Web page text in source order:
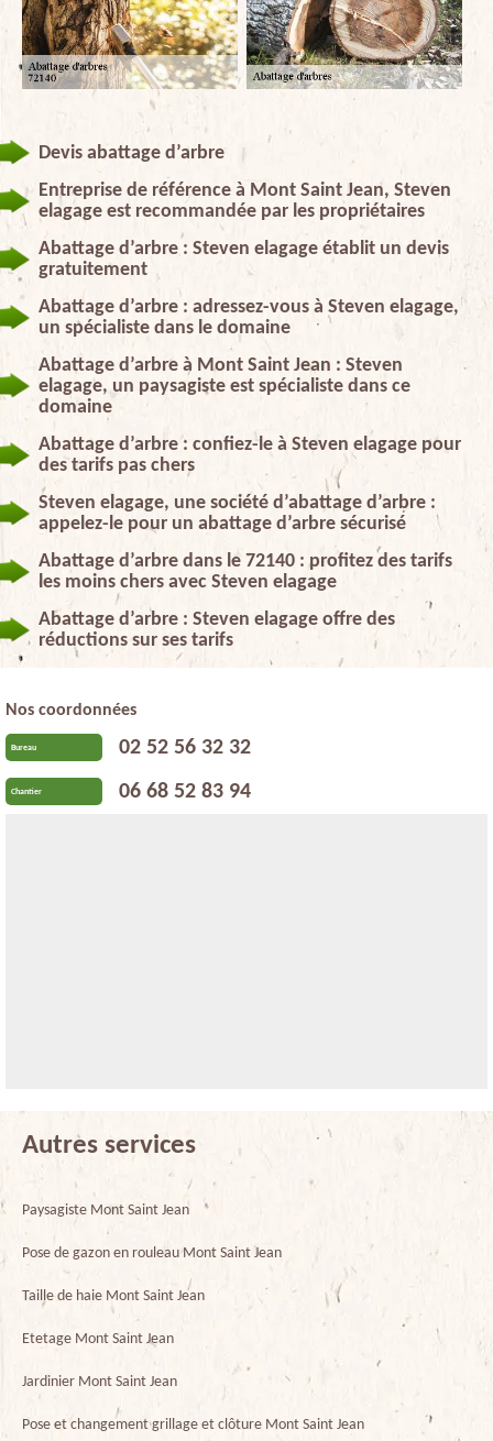
Devis abattage d’arbre
Entreprise de référence à Mont Saint Jean, Steven
elagage est recommandée par les propriétaires
Abattage d’arbre : Steven elagage établit un devis
gratuitement
Abattage d’arbre : adressez-vous à Steven elagage,
un spécialiste dans le domaine
Abattage d’arbre à Mont Saint Jean : Steven
elagage, un paysagiste est spécialiste dans ce
domaine
Abattage d’arbre : confiez-le à Steven elagage pour
des tarifs pas chers
Steven elagage, une société d’abattage d’arbre :
appelez-le pour un abattage d’arbre sécurisé
Abattage d’arbre dans le 72140 : profitez des tarifs
les moins chers avec Steven elagage
Abattage d’arbre : Steven elagage offre des
réductions sur ses tarifs
Nos coordonnées
Bureau 02 52 56 32 32
Chantier 06 68 52 83 94
Autres services
Paysagiste Mont Saint Jean
Pose de gazon en rouleau Mont Saint Jean
Taille de haie Mont Saint Jean
Etetage Mont Saint Jean
Jardinier Mont Saint Jean
Pose et changement grillage et clôture Mont Saint Jean